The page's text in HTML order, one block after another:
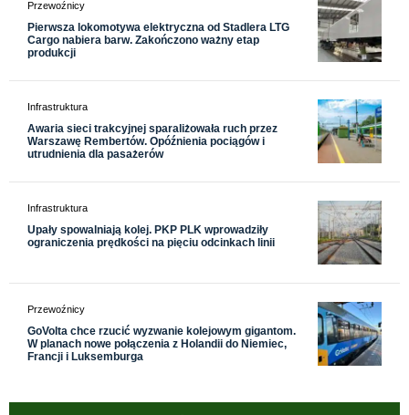
Przewoźnicy
Pierwsza lokomotywa elektryczna od Stadlera LTG
Cargo nabiera barw. Zakończono ważny etap
produkcji
Infrastruktura
Awaria sieci trakcyjnej sparaliżowała ruch przez
Warszawę Rembertów. Opóźnienia pociągów i
utrudnienia dla pasażerów
Infrastruktura
Upały spowalniają kolej. PKP PLK wprowadziły
ograniczenia prędkości na pięciu odcinkach linii
Przewoźnicy
GoVolta chce rzucić wyzwanie kolejowym gigantom.
W planach nowe połączenia z Holandii do Niemiec,
Francji i Luksemburga